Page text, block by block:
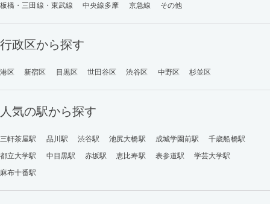
板橋・三田線・東武線
中央線多摩 京急線 その他
行政区から探す
港区 新宿区 目黒区 世田谷区 渋谷区 中野区 杉並区
人気の駅から探す
三軒茶屋駅 品川駅 渋谷駅 池尻大橋駅 成城学園前駅
千歳船橋駅
都立大学駅
中目黒駅 赤坂駅 恵比寿駅 表参道駅
学芸大学駅
麻布十番駅